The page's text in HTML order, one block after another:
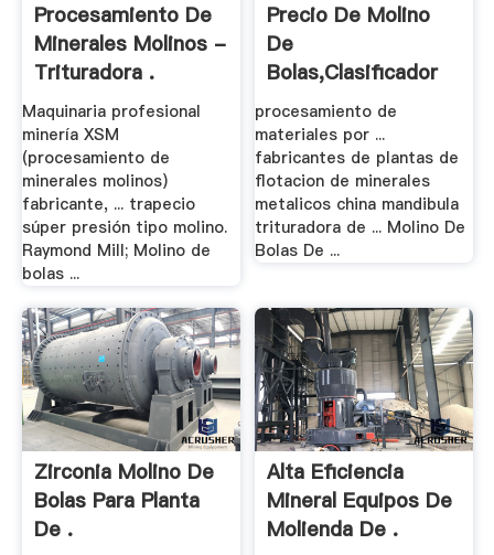
Procesamiento De
Minerales Molinos -
Trituradora .
Maquinaria profesional
minería XSM
(procesamiento de
minerales molinos)
fabricante, ... trapecio
súper presión tipo molino.
Raymond Mill; Molino de
bolas ...
Precio De Molino
De
Bolas,clasificador
Espiral De La ...
procesamiento de
materiales por ...
fabricantes de plantas de
flotacion de minerales
metalicos china mandibula
trituradora de ... Molino De
Bolas De ...
Zirconia Molino De
Bolas Para Planta
De .
Alta Eficiencia
Mineral Equipos De
Molienda De .